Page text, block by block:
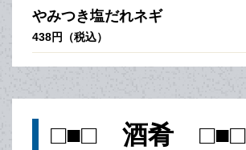
やみつき塩だれネギ
438円（税込）
□■□ 酒肴 □■□